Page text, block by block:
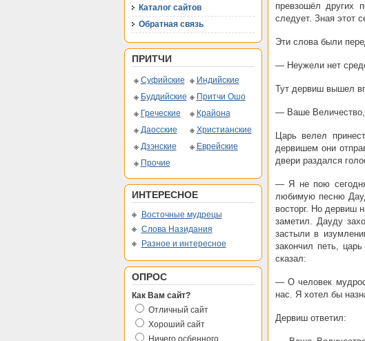
Каталог сайтов
Обратная связь
ПРИТЧИ
Суфийские
Индийские
Буддийские
Притчи Ошо
Греческие
Крайона
Даосские
Христианские
Дзэнские
Еврейские
Прочие
ИНТЕРЕСНОЕ
Восточные мудрецы
Слова Назидания
Разное и интересное
ОПРОС
Как Вам сайт?
Отличный сайт
Хороший сайт
Ничего осбенного
превзошёл других
следует. Зная этот
Эти слова были
— Неужели нет
Тут дервиш вышел
— Ваше
Царь велел
дервишем они
двери раздался
— Я не пою
любимую песню
восторг. Но дервиш
заметил. Дауду
застыли в
закончил петь,
сказал:
— О человек
нас. Я хотел бы
Дервиш ответил: